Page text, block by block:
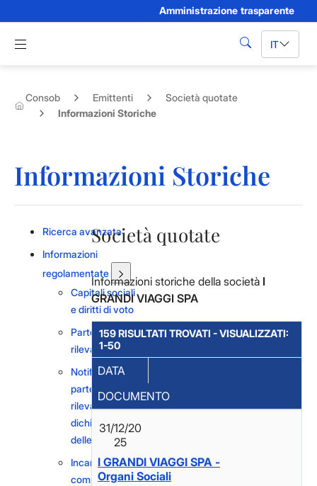
Amministrazione trasparente
Apri menu di navigazione
cerca IT
Consob Emittenti
Società quotate
Informazioni Storiche
Informazioni Storiche
Ricerca avanzata
Informazioni
regolamentate
Capitali sociali
e diritti di voto
Partecipazioni
rilevanti
Notifiche di
partecipazioni
rilevanti e
dichiarazioni
delle intenzioni
Incarichi dei
componenti
Società quotate
Informazioni storiche della società I
GRANDI VIAGGI SPA
159 RISULTATI TROVATI - VISUALIZZATI:
1-50
DATA
DOCUMENTO
31/12/20
25
I GRANDI VIAGGI SPA -
Organi Sociali